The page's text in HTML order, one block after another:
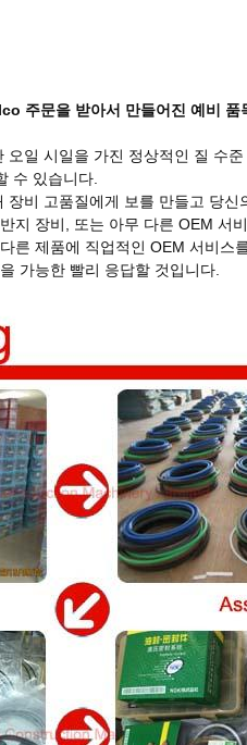
주문을 받아서 만들어진 예비 품
일 시일을 가진 정상적인 질 수
수 있습니다.
비 고품질에게 보를 만들고 당신
지 장비, 또는 아무 다른 OEM 서
른 제품에 직업적인 OEM 서비스
가능한 빨리 응답할 것입니다.